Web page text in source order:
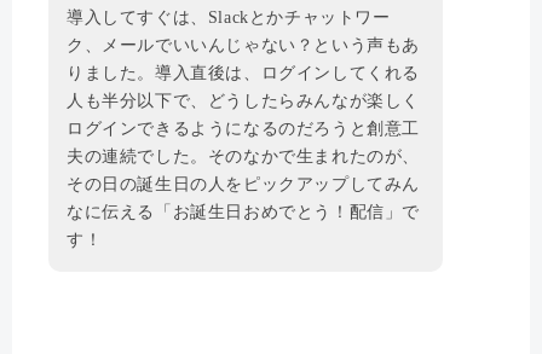
導入してすぐは、Slackとかチャットワー
ク、メールでいいんじゃない？という声もあ
りました。導入直後は、ログインしてくれる
人も半分以下で、どうしたらみんなが楽しく
ログインできるようになるのだろうと創意工
夫の連続でした。そのなかで生まれたのが、
その日の誕生日の人をピックアップしてみん
なに伝える「お誕生日おめでとう！配信」で
す！